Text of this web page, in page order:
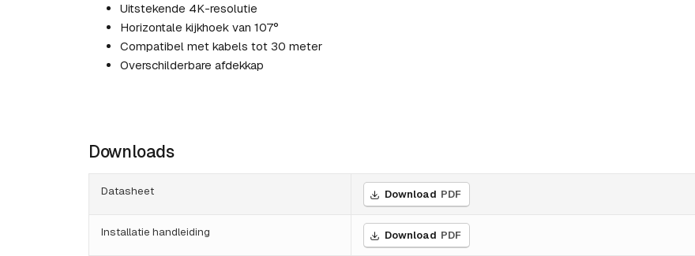
Uitstekende 4K-resolutie
Horizontale kijkhoek van 107°
Compatibel met kabels tot 30 meter
Overschilderbare afdekkap
Downloads
Datasheet Download PDF
Installatie handleiding Download PDF